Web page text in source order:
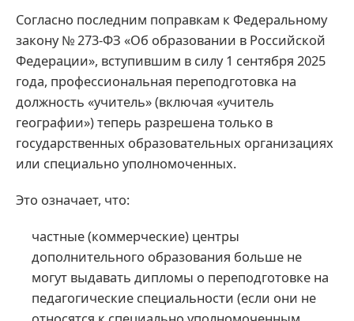
Согласно последним поправкам к Федеральному
закону № 273-ФЗ «Об образовании в Российской
Федерации», вступившим в силу 1 сентября 2025
года, профессиональная переподготовка на
должность «учитель» (включая «учитель
географии») теперь разрешена только в
государственных образовательных организациях
или специально уполномоченных.
Это означает, что:
частные (коммерческие) центры
дополнительного образования больше не
могут выдавать дипломы о переподготовке на
педагогические специальности (если они не